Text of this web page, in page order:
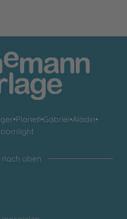
•Planet!•Gabriel•Aladin•
nach oben